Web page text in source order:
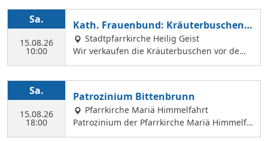
Sa.
15.08.26
10:00
Kath. Frauenbund: Kräuterbuschen V
erkauf
Stadtpfarrkirche Heilig Geist
Wir verkaufen die Kräuterbuschen vor dem
Festgottesdienst in der Hl. Geist Kirche.
Sa.
15.08.26
18:00
Patrozinium Bittenbrunn
Pfarrkirche Mariä Himmelfahrt
Patrozinium der Pfarrkirche Mariä Himmelfa
hrt in Bittenbrunn Um 18:00 Uhr Festgottesd